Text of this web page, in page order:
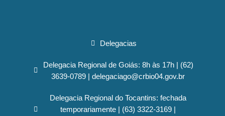
Delegacias
Delegacia Regional de Goiás: 8h às 17h | (62)
3639-0789 | delegaciago@crbio04.gov.br
Delegacia Regional do Tocantins: fechada
temporariamente | (63) 3322-3169 |